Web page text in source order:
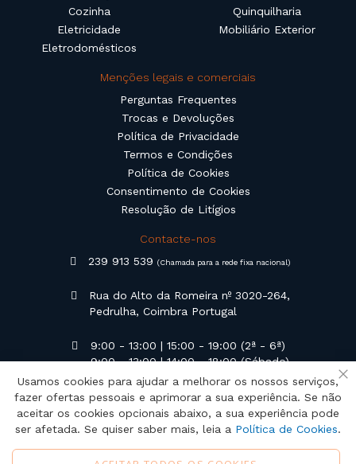
Cozinha
Eletricidade
Eletrodomésticos
Quinquilharia
Mobiliário Exterior
Menções legais e comerciais
Perguntas Frequentes
Trocas e Devoluções
Política de Privacidade
Termos e Condições
Política de Cookies
Consentimento de Cookies
Resolução de Litígios
Contacte-nos
239 913 539(Chamada para a rede fixa nacional)
Rua do Alto da Romeira nº 3020-264,
Pedrulha, Coimbra Portugal
9:00 - 13:00 | 15:00 - 19:00 (2ª - 6ª)
9:00 - 13:00 | 14:00 - 18:00 (Sábado)
geral@campilusa.pt
Usamos cookies para ajudar a melhorar os nossos serviços,
fazer ofertas pessoais e aprimorar a sua experiência. Se não
aceitar os cookies opcionais abaixo, a sua experiência pode
ser afetada. Se quiser saber mais, leia a Política de Cookies.